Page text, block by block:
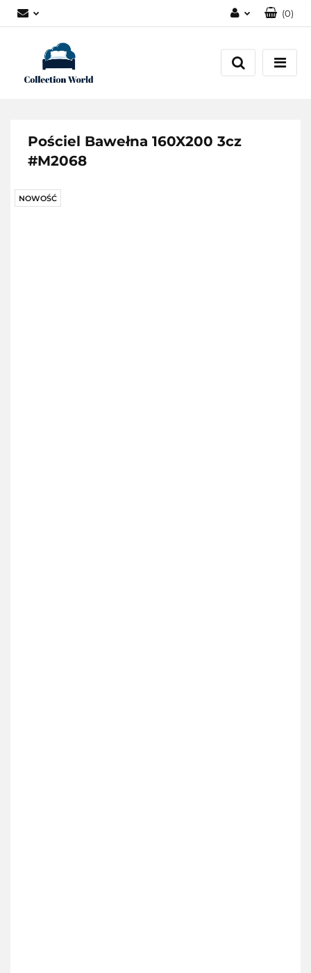
Zarejestruj się
(0)
Pościel Bawełna 160X200 3cz
#M2068
NOWOŚĆ